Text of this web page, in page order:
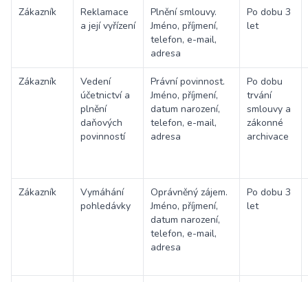
Zákazník
Reklamace
a její vyřízení
Plnění smlouvy.
Jméno, příjmení,
telefon, e-mail,
adresa
Po dobu 3
let
Zákazník
Vedení
účetnictví a
plnění
daňových
povinností
Právní povinnost.
Jméno, příjmení,
datum narození,
telefon, e-mail,
adresa
Po dobu
trvání
smlouvy a
zákonné
archivace
Zákazník
Vymáhání
pohledávky
Oprávněný zájem.
Jméno, příjmení,
datum narození,
telefon, e-mail,
adresa
Po dobu 3
let